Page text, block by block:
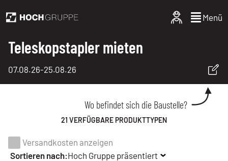
Menü
Teleskopstapler mieten
07.08.26-25.08.26
Wo befindet sich die Baustelle?
21 VERFÜGBARE PRODUKTTYPEN
Versandkosten anzeigen
Sortieren nach:Hoch Gruppe präsentiert